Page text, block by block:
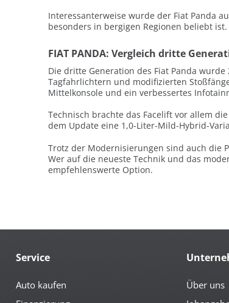
Interessanterweise wurde der Fiat Panda
besonders in bergigen Regionen beliebt
FIAT PANDA: Vergleich dritte
Die dritte Generation des Fiat Panda
Tagfahrlichtern und modifizierten
Mittelkonsole und ein verbessertes
Technisch brachte das Facelift vor allem
dem Update eine 1,0-Liter-Mild-Hybrid-
Trotz der Modernisierungen sind auch die
Wer auf die neueste Technik und das
empfehlenswerte Option.
Service
Auto kaufen
Über uns